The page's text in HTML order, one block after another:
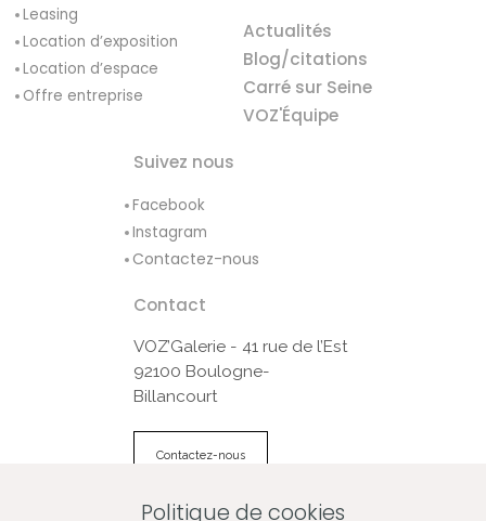
Leasing
Location d’exposition
Location d’espace
Offre entreprise
Actualités
Blog/citations
Carré sur Seine
VOZ'Équipe
Suivez nous
Facebook
Instagram
Contactez-nous
Contact
VOZ’Galerie - 41 rue de l’Est
92100 Boulogne-
Billancourt
Contactez-nous
Politique de cookies